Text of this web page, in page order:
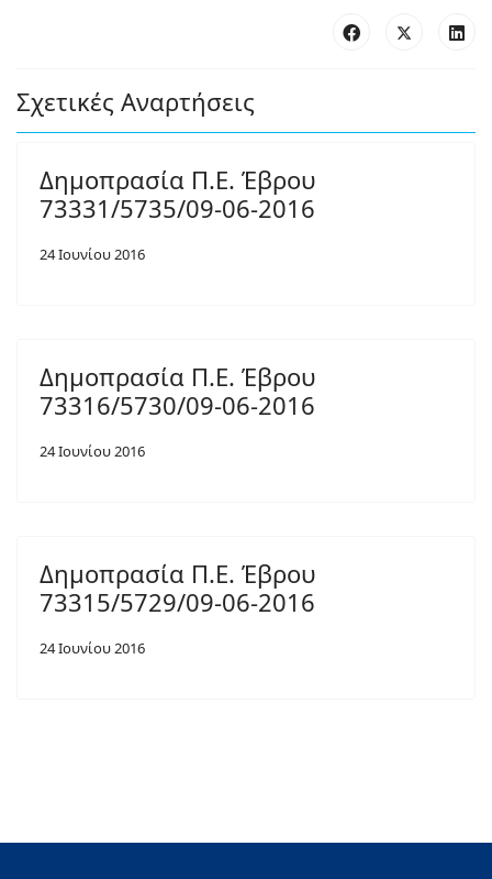
Σχετικές Αναρτήσεις
Δημοπρασία Π.Ε. Έβρου
73331/5735/09-06-2016
24 Ιουνίου 2016
Δημοπρασία Π.Ε. Έβρου
73316/5730/09-06-2016
24 Ιουνίου 2016
Δημοπρασία Π.Ε. Έβρου
73315/5729/09-06-2016
24 Ιουνίου 2016